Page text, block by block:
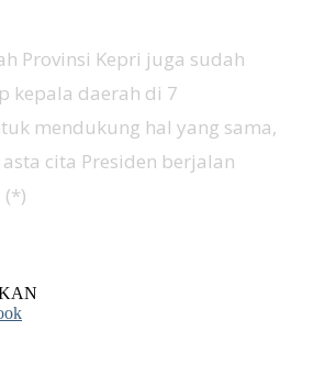
Provinsi Kepri juga sudah
kepala daerah di 7
mendukung hal yang sama,
cita Presiden berjalan